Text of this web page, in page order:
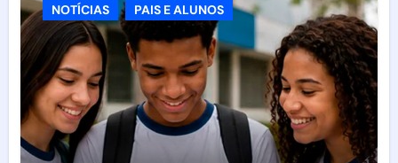
NOTÍCIAS PAIS E ALUNOS